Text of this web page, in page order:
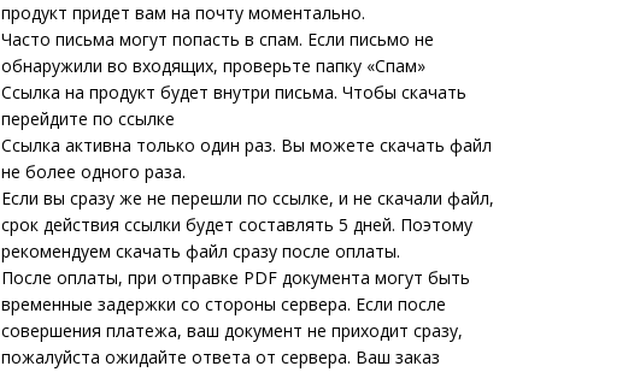
продукт придет вам на почту моментально.
Часто письма могут попасть в спам. Если письмо не
обнаружили во входящих, проверьте папку «Спам»
Ссылка на продукт будет внутри письма. Чтобы скачать
перейдите по ссылке
Ссылка активна только один раз. Вы можете скачать файл
не более одного раза.
Если вы сразу же не перешли по ссылке, и не скачали файл,
срок действия ссылки будет составлять 5 дней. Поэтому
рекомендуем скачать файл сразу после оплаты.
После оплаты, при отправке PDF документа могут быть
временные задержки со стороны сервера. Если после
совершения платежа, ваш документ не приходит сразу,
пожалуйста ожидайте ответа от сервера. Ваш заказ